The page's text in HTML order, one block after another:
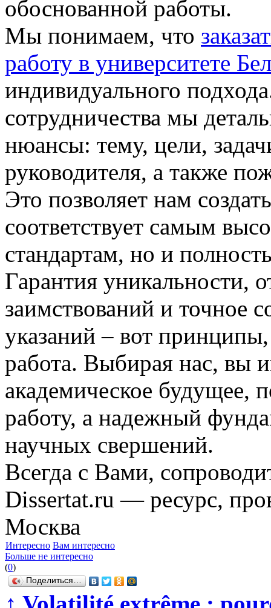
обоснованной работы.
Мы понимаем, что
работу в университете
индивидуального
сотрудничества мы
нюансы: тему, цели,
руководителя, а также
Это позволяет нам
соответствует самым
стандартам, но и
Гарантия уникальности,
заимствований и точное
указаний – вот
работа. Выбирая нас, вы
академическое будущее,
работу, а надежный
научных свершений.
Всегда с Вами,
Dissertat.ru — ресурс,
Москва
Интересно Вам интересно
Больше не интересно
(0)
Поделиться…